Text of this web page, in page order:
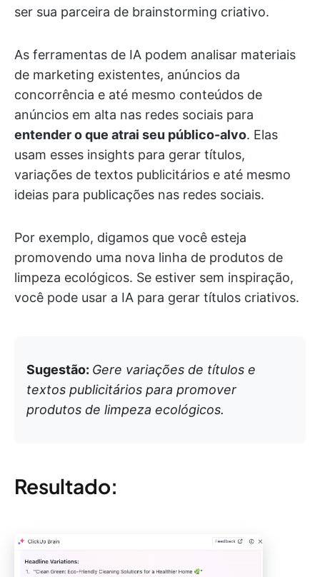
ser sua parceira de brainstorming criativo.
As ferramentas de IA podem analisar materiais
de marketing existentes, anúncios da
concorrência e até mesmo conteúdos de
anúncios em alta nas redes sociais para
entender o que atrai seu público-alvo. Elas
usam esses insights para gerar títulos,
variações de textos publicitários e até mesmo
ideias para publicações nas redes sociais.
Por exemplo, digamos que você esteja
promovendo uma nova linha de produtos de
limpeza ecológicos. Se estiver sem inspiração,
você pode usar a IA para gerar títulos criativos.
Sugestão: Gere variações de títulos e
textos publicitários para promover
produtos de limpeza ecológicos.
Resultado: